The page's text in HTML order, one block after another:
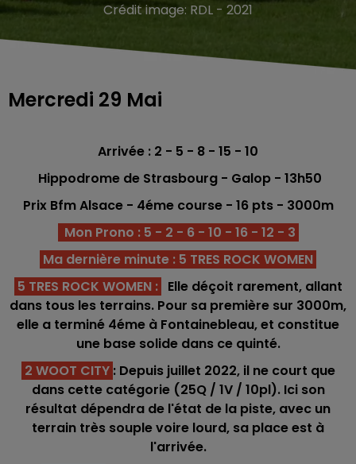
Crédit image: RDL - 2021
Mercredi 29 Mai
Arrivée : 2 - 5 - 8 - 15 - 10
Hippodrome de Strasbourg - Galop - 13h50
Prix Bfm Alsace - 4éme course - 16 pts - 3000m
Mon Prono : 5 - 2 - 6 - 10 - 16 - 12 - 3
Ma dernière minute : 5 TRES ROCK WOMEN
5 TRES ROCK WOMEN : Elle déçoit rarement, allant
dans tous les terrains. Pour sa première sur 3000m,
elle a terminé 4éme à Fontainebleau, et constitue
une base solide dans ce quinté.
2 WOOT CITY : Depuis juillet 2022, il ne court que
dans cette catégorie (25Q / 1V / 10pl). Ici son
résultat dépendra de l'état de la piste, avec un
terrain très souple voire lourd, sa place est à
l'arrivée.